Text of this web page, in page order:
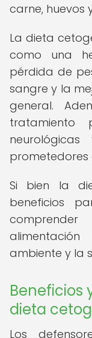
carne, huevos
La dieta
como una
pérdida de
sangre y la
general.
tratamiento
prometedores
Si bien la
beneficios
ambiente y la
Beneficios
dieta
Los